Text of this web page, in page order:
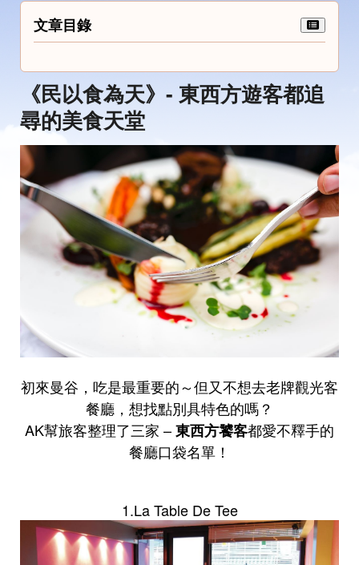
文章目錄
《民以食為天》- 東西方遊客都追
尋的美食天堂
初來曼谷，吃是最重要的～但又不想去老牌觀光客
餐廳，想找點別具特色的嗎？
AK幫旅客整理了三家 –東西方饕客都愛不釋手的
餐廳口袋名單！
1.La Table De Tee